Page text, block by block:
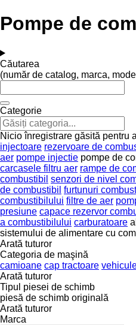
Pompe de
Căutarea
(număr de catalog, marca,
Categorie
Nicio înregistrare găsită pentru
injectoare rezervoare de
aer pompe injectie pompe de
carcasele filtru aer rampe de
combustibil senzori de nivel
de combustibil furtunuri
combustibilului filtre de aer
presiune capace rezervor
a combustibilului carburatoare
sistemului de alimentare cu
Arată tuturor
Categoria de maşină
camioane cap tractoare
Arată tuturor
Tipul piesei de schimb
piesă de schimb originală
Arată tuturor
Marca